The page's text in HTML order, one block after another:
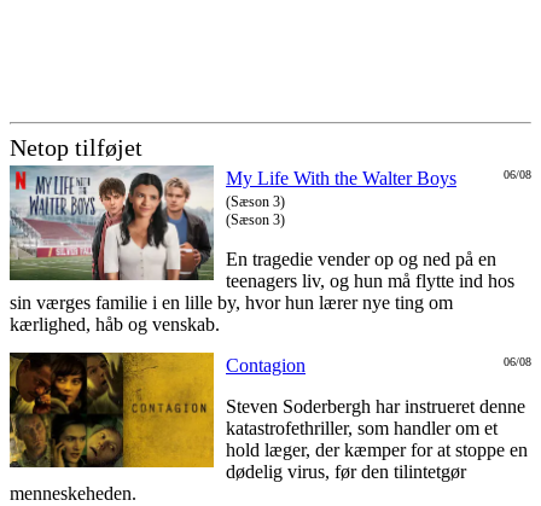
Netop tilføjet
06/08
My Life With the Walter Boys
(Sæson 3)
(Sæson 3)
En tragedie vender op og ned på en
teenagers liv, og hun må flytte ind hos
sin værges familie i en lille by, hvor hun lærer nye ting om
kærlighed, håb og venskab.
06/08
Contagion
Steven Soderbergh har instrueret denne
katastrofethriller, som handler om et
hold læger, der kæmper for at stoppe en
dødelig virus, før den tilintetgør
menneskeheden.